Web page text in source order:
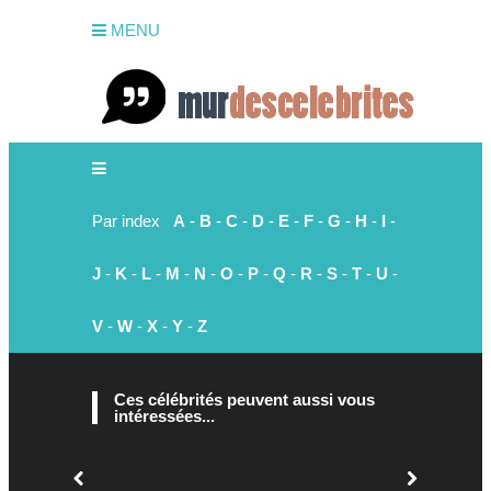
MENU
Par index A - B - C - D - E - F - G - H - I -
J - K - L - M - N - O - P - Q - R - S - T - U -
V - W - X - Y - Z
Ces célébrités peuvent aussi vous
intéressées...